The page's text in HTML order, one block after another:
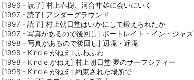
[1996 - 読了] 村上春樹、河合隼雄に会いにいく
[1997 - 読了] アンダーグラウンド
[1997 - 読了] 村上朝日堂はいかにして鍛えられたか
[1997 - 写真があるので後回し] ポートレイト・イン・ジャズ
[1998 - 写真があるので後回し] 辺境・近境
[1998 - Kindle がねえ] ふわふわ
[1998 - Kindle がねえ] 村上朝日堂 夢のサーフシティー
[1998 - Kindle がねえ] 約束された場所で